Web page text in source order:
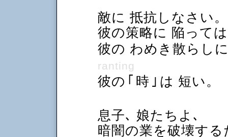
敵に 抵抗しなさい
彼の策略に 陥って
彼の わめき散らし
ranting
彼の ｢ 時 ｣ は 短い。
息子､ 娘たちよ､
暗闇の業を破壊す